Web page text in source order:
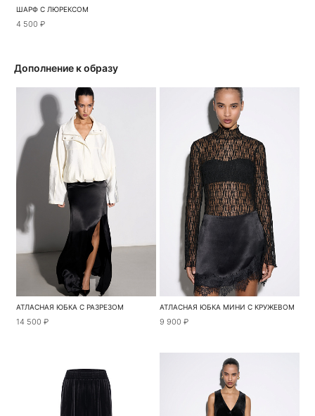
ШАРФ С ЛЮРЕКСОМ
4 500 ₽
Дополнение к образу
АТЛАСНАЯ ЮБКА С РАЗРЕЗОМ
14 500 ₽
АТЛАСНАЯ ЮБКА МИНИ С КРУЖЕВОМ
9 900 ₽